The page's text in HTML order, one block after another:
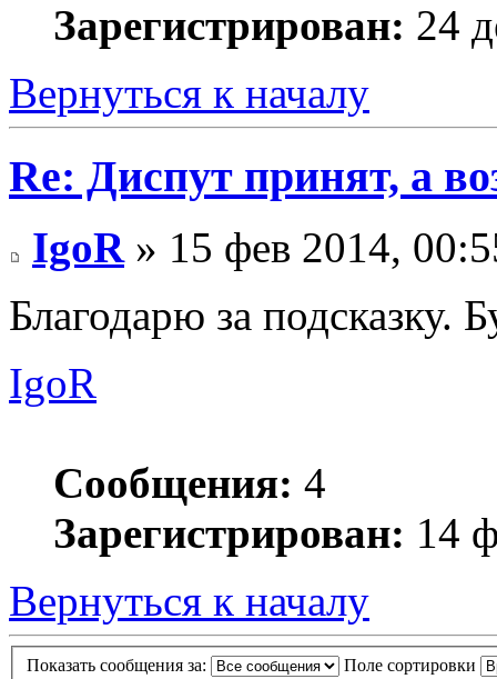
Зарегистрирован: 24
Вернуться к началу
Re: Диспут принят, а
IgoR» 15 фев 2014,
Благодарю за подсказку.
IgoR
Сообщения: 4
Зарегистрирован: 14
Вернуться к началу
Показать сообщения за: Поле сортировки